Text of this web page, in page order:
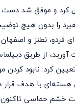
را بدون هیچ
نطنز و اصفهان
آورید، از طریق
کرد: نابود
با هدف قرار
خشم حماسی تاکنون،